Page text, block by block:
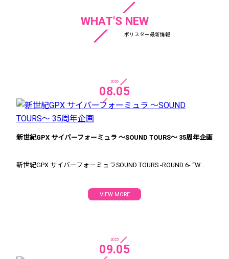
WHAT'S NEW
ポリスター最新情報
2026
08.05
新世紀GPX サイバーフォーミュラ ～SOUND TOURS～ 35周年企画
新世紀GPX サイバーフォーミュラSOUND TOURS -ROUND 6- “W...
VIEW MORE
2025
09.05